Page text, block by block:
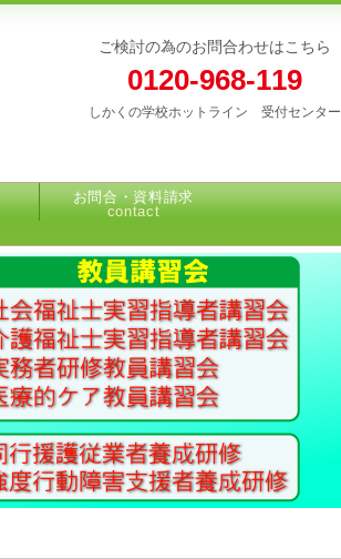
ご検討の為のお問合わせはこちら
0120-968-119
しかくの学校ホットライン 受付センター
お問合・資料請求
contact